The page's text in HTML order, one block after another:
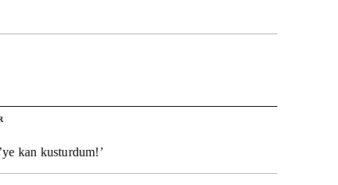
kan kusturdum!’